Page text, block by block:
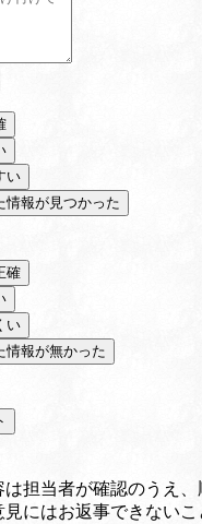
い
情報が見つかった
確
い
情報が無かった
担当者が確認のうえ、
にはお返事できない